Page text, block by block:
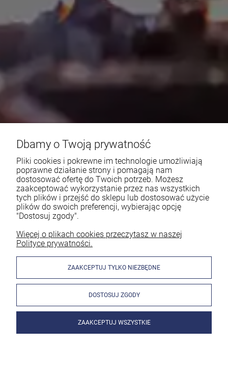
Dbamy o Twoją prywatność
Pliki cookies i pokrewne im technologie umożliwiają
poprawne działanie strony i pomagają nam
dostosować ofertę do Twoich potrzeb. Możesz
zaakceptować wykorzystanie przez nas wszystkich
tych plików i przejść do sklepu lub dostosować użycie
plików do swoich preferencji, wybierając opcję
"Dostosuj zgody".
Więcej o plikach cookies przeczytasz w naszej
Polityce prywatności.
ZAAKCEPTUJ TYLKO NIEZBĘDNE
DOSTOSUJ ZGODY
ZAAKCEPTUJ WSZYSTKIE